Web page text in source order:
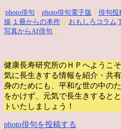
photo俳句 photo俳句電子版 俳句投
操 １冊からの本作 り| おもしろコラム
写真からAI俳句
健康長寿研究所のＨＰへようこ
気に長生きする情報を紹介・共
身のためにも、平和な世の中の
をかけず、元気で長生きすると
トいたしましょう！
photo俳句を投稿する